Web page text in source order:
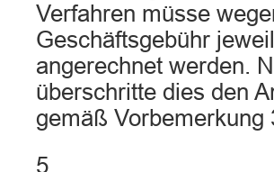
Verfahren müsse
Geschäftsgebühr
angerechnet werden.
überschritte dies den
gemäß Vorbemerkung
5